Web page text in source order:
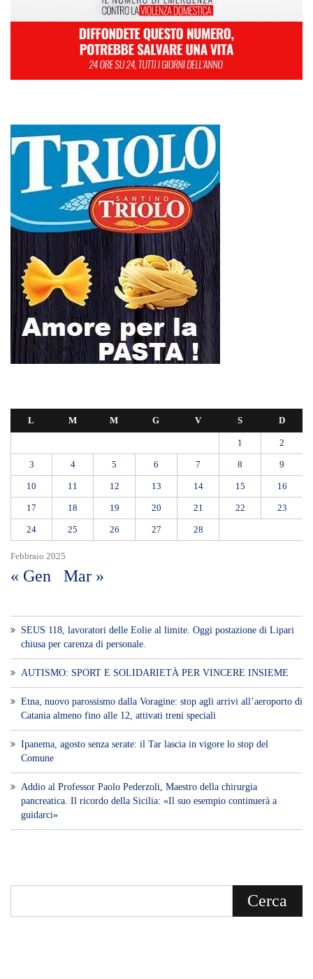
Febbraio 2025
L M M G V S D
1 2
3 4 5 6 7 8 9
10 11 12 13 14 15 16
17 18 19 20 21 22 23
24 25 26 27 28
« Gen Mar »
SEUS 118, lavoratori delle Eolie al limite. Oggi postazione di Lipari
chiusa per carenza di personale.
AUTISMO: SPORT E SOLIDARIETÀ PER VINCERE INSIEME
Etna, nuovo parossismo dalla Voragine: stop agli arrivi all’aeroporto di
Catania almeno fino alle 12, attivati treni speciali
Ipanema, agosto senza serate: il Tar lascia in vigore lo stop del
Comune
Addio al Professor Paolo Pederzoli, Maestro della chirurgia
pancreatica. Il ricordo della Sicilia: «Il suo esempio continuerà a
guidarci»